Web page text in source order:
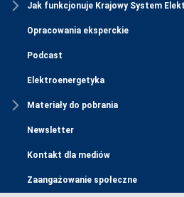
Jak funkcjonuje Krajowy System
Opracowania eksperckie
Podcast
Elektroenergetyka
Materiały do pobrania
Newsletter
Kontakt dla mediów
Zaangażowanie społeczne